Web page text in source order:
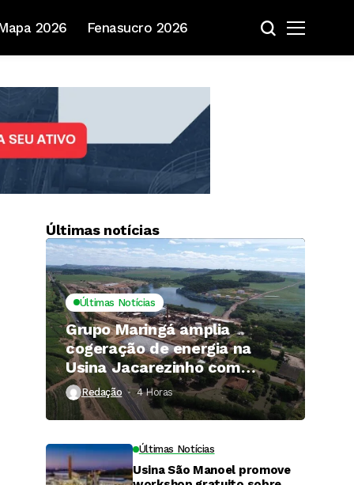
2026 Fenasucro 2026
Últimas notícias
Últimas Notícias
Grupo Maringá amplia
cogeração de energia na
Usina Jacarezinho com
investimento de R$ 120
milhões
Redação 4 Horas ⁮
Últimas Notícias
Usina São Manoel promove